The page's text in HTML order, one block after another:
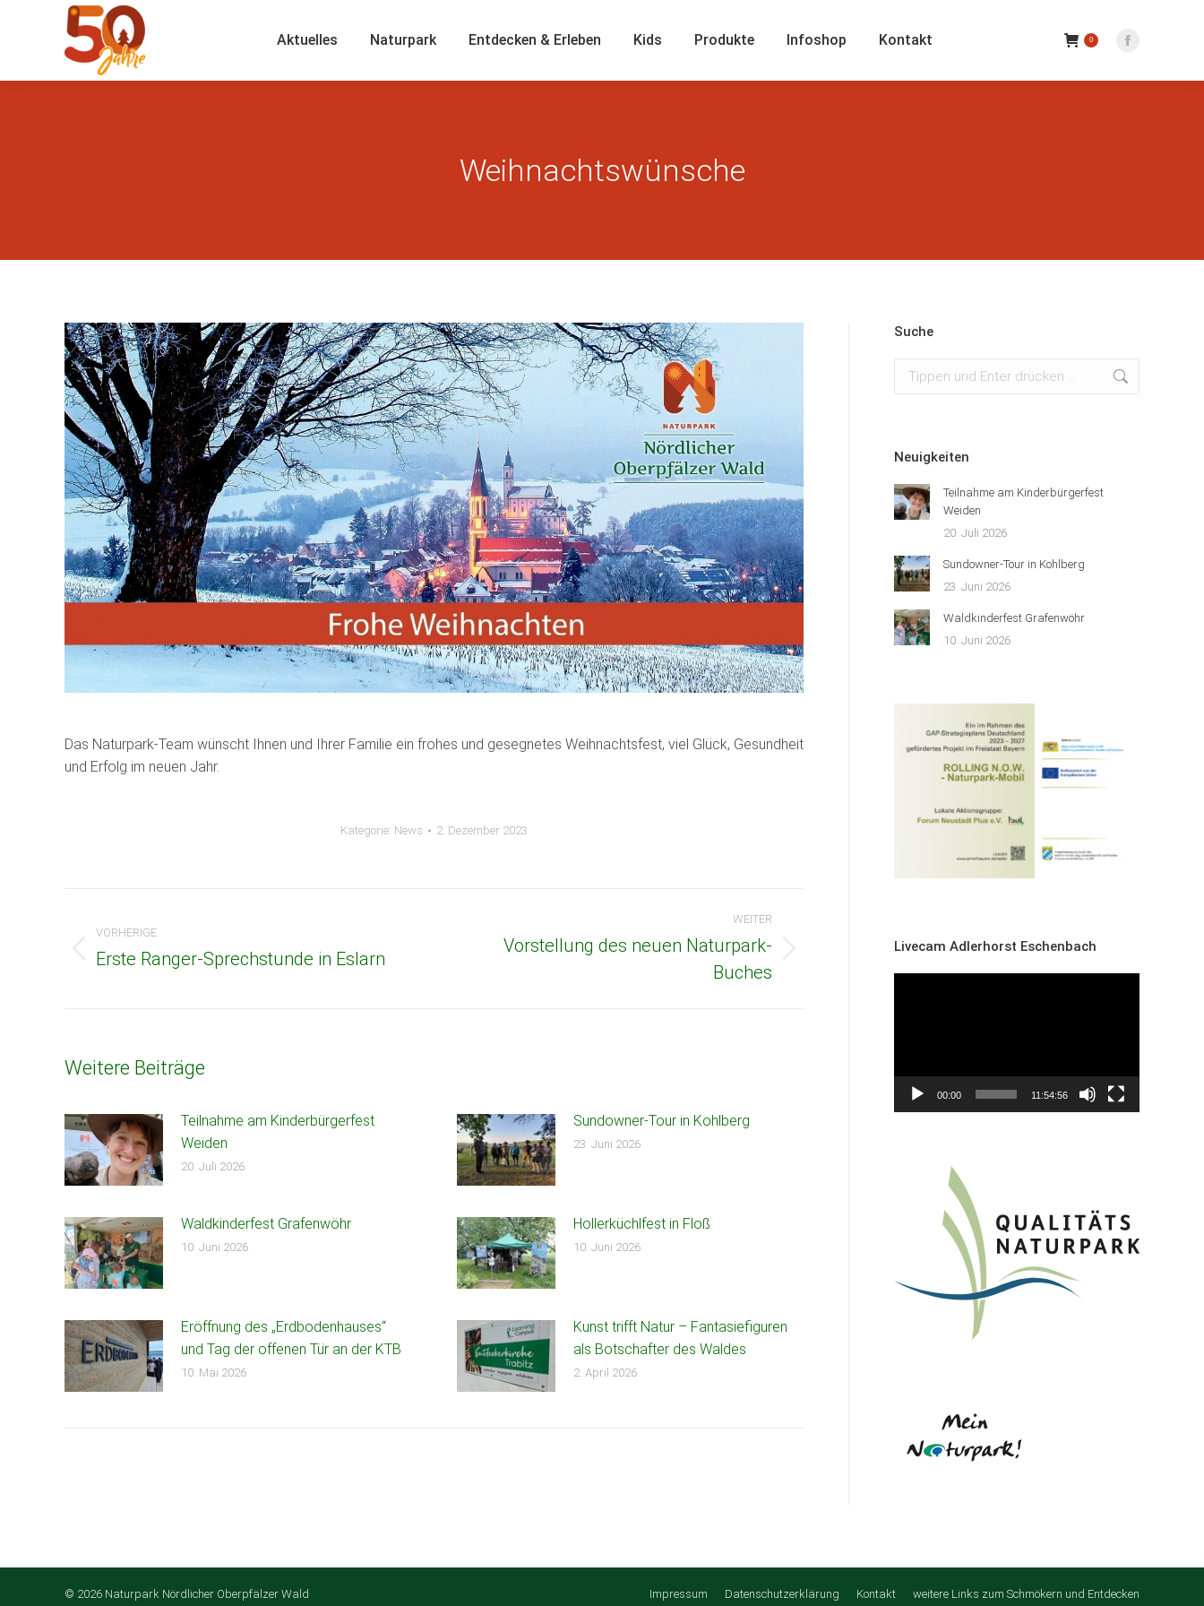
Aktuelles Naturpark Entdecken & Erleben Kids Produkte Infoshop Kontakt 0
Facebook
Weihnachtswünsche
Das Naturpark-Team wünscht Ihnen und Ihrer Familie ein frohes und gesegnetes Weihnachtsfest, viel Glück, Gesundheit
und Erfolg im neuen Jahr.
Kategorie: News 2. Dezember 2023
VORHERIGE
Vorheriger
Erste Ranger-Sprechstunde in Eslarn
WEITER
Vorstellung des neuen Naturpark-
Buches
Weitere Beiträge
Teilnahme am Kinderbürgerfest
Weiden
20. Juli 2026
Sundowner-Tour in Kohlberg
23. Juni 2026
Waldkinderfest Grafenwöhr
10. Juni 2026
Hollerküchlfest in Floß
10. Juni 2026
Eröffnung des „Erdbodenhauses“
und Tag der offenen Tür an der KTB
10. Mai 2026
Kunst trifft Natur – Fantasiefiguren
als Botschafter des Waldes
2. April 2026
Suche
Neuigkeiten
Teilnahme am Kinderbürgerfest
Weiden
20. Juli 2026
Sundowner-Tour in Kohlberg
23. Juni 2026
Waldkinderfest Grafenwöhr
10. Juni 2026
Livecam Adlerhorst Eschenbach
00:00 11:54:56
© 2026 Naturpark Nördlicher Oberpfälzer Wald Impressum Datenschutzerklärung Kontakt weitere Links zum Schmökern und Entdecken